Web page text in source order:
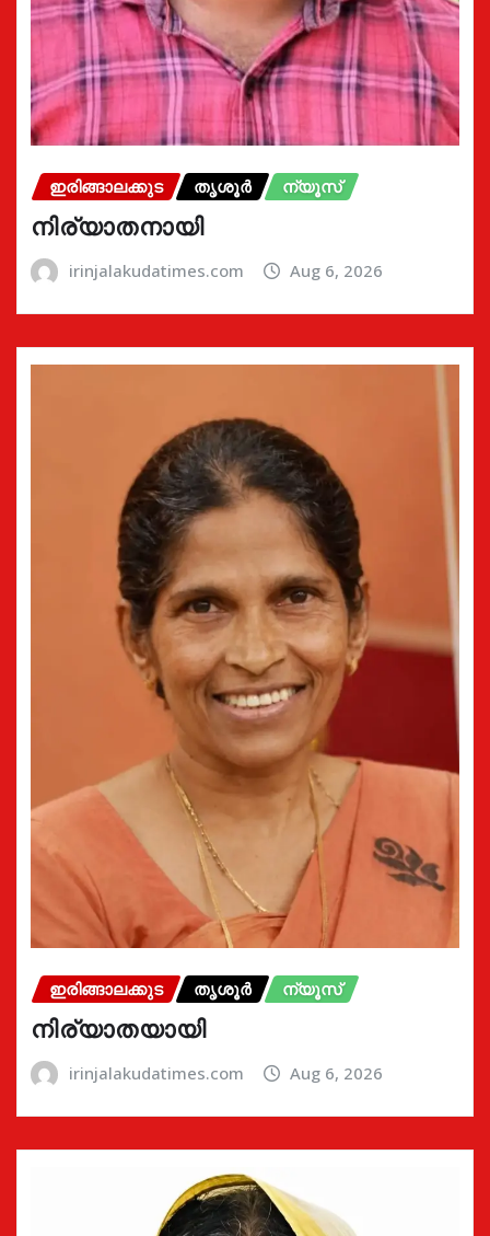
ഇരിങ്ങാലക്കുട തൃശൂർ ന്യൂസ്
നിര്യാതനായി
irinjalakudatimes.com Aug 6, 2026
ഇരിങ്ങാലക്കുട തൃശൂർ ന്യൂസ്
നിര്യാതയായി
irinjalakudatimes.com Aug 6, 2026